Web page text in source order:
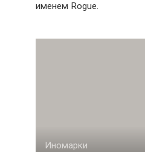
именем Rogue.
Иномарки